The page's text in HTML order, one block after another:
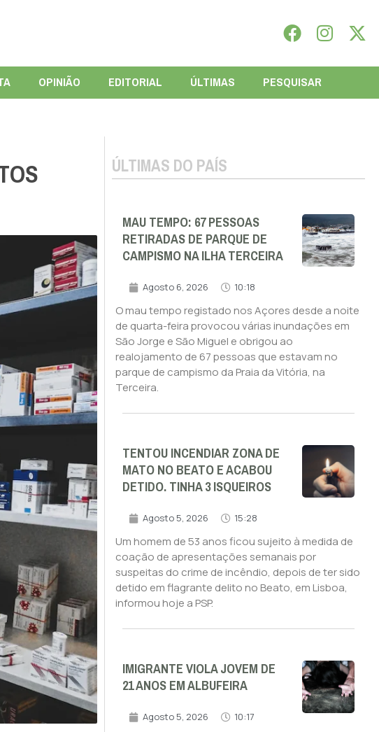
OPINIÃO EDITORIAL ÚLTIMAS PESQUISAR
ÚLTIMAS DO PAÍS
MAU TEMPO: 67 PESSOAS
RETIRADAS DE PARQUE DE
CAMPISMO NA ILHA TERCEIRA
Agosto 6, 2026 10:18
O mau tempo registado nos Açores desde a noite
de quarta-feira provocou várias inundações em
São Jorge e São Miguel e obrigou ao
realojamento de 67 pessoas que estavam no
parque de campismo da Praia da Vitória, na
Terceira.
TENTOU INCENDIAR ZONA DE
MATO NO BEATO E ACABOU
DETIDO. TINHA 3 ISQUEIROS
Agosto 5, 2026 15:28
Um homem de 53 anos ficou sujeito à medida de
coação de apresentações semanais por
suspeitas do crime de incêndio, depois de ter sido
detido em flagrante delito no Beato, em Lisboa,
informou hoje a PSP.
IMIGRANTE VIOLA JOVEM DE
21 ANOS EM ALBUFEIRA
Agosto 5, 2026 10:17